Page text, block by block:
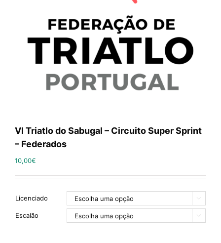
VI Triatlo do Sabugal – Circuito Super Sprint
– Federados
10,00€
Licenciado 
Escalão 